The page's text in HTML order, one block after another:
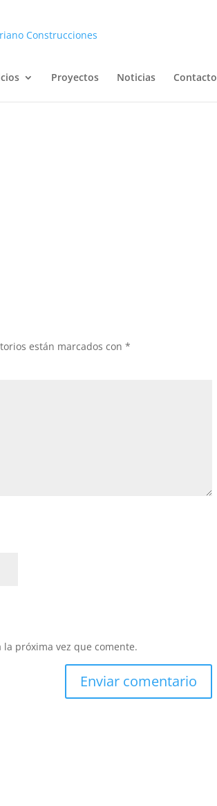
Proyectos Noticias Contacto
están marcados con*
próxima vez que comente.